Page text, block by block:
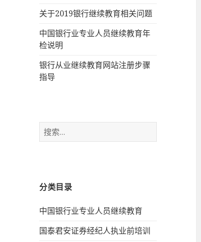
关于2019银行继续教育相关问题
中国银行业专业人员继续教育年
检说明
银行从业继续教育网站注册步骤
指导
搜
索：
分类目录
中国银行业专业人员继续教育
国泰君安证券经纪人执业前培训